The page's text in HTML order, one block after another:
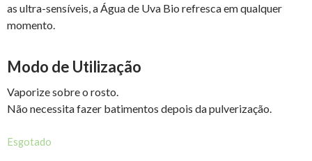
as ultra-sensíveis, a Água de Uva Bio refresca em qualquer
momento.
Modo de Utilização
Vaporize sobre o rosto.
Não necessita fazer batimentos depois da pulverização.
Esgotado